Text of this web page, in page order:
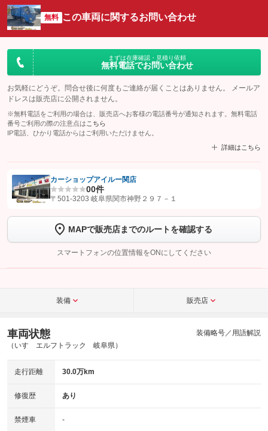
無料 この車両に関するお問い合わせ
まずは在庫確認・見積り依頼
無料電話でお問い合わせ
お気軽にどうぞ。問合せ後に何度もご連絡が届くことはありません。 メールア
ドレスは販売店に公開されません。
※無料電話をご利用の場合は、販売店へお客様の電話番号が通知されます。無料電話
番号ご利用の際の注意点は こちら
IP電話、ひかり電話からはご利用いただけません。
詳細はこちら
【STEP1】認証画面でグーネットを友だち追加してから「許可する」ボタンを押
トーク画面で
ボタンをタップして問い合わせを
完了してください。
こちら
カーショップアイルー関店
00件
〒501-3203 岐阜県関市神野２９７－１
MAPで販売店までのルートを確認する
スマートフォンの位置情報をONにしてください
装備 販売店
車両状態
（いすゞエルフトラック 岐阜県）
装備略号／用語解説
走行距離 30.0万km
修復歴 あり
禁煙車 -